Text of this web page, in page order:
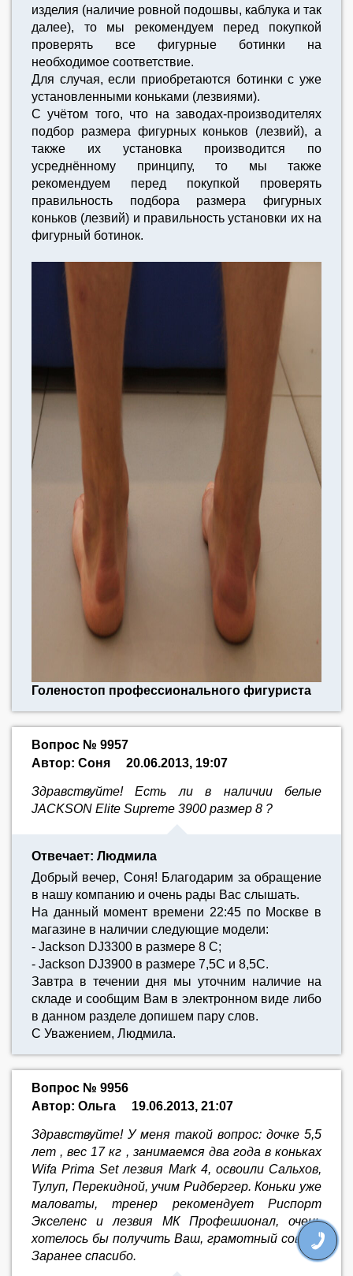
изделия (наличие ровной подошвы, каблука и так
далее), то мы рекомендуем перед покупкой
проверять все фигурные ботинки на
необходимое соответствие.
Для случая, если приобретаются ботинки с уже
установленными коньками (лезвиями).
С учётом того, что на заводах-производителях
подбор размера фигурных коньков (лезвий), а
также их установка производится по
усреднённому принципу, то мы также
рекомендуем перед покупкой проверять
правильность подбора размера фигурных
коньков (лезвий) и правильность установки их на
фигурный ботинок.
Голеностоп профессионального фигуриста
Вопрос № 9957
Автор: Соня
20.06.2013, 19:07
Здравствуйте! Есть ли в наличии белые
JACKSON Elite Supreme 3900 размер 8 ?
Отвечает: Людмила
Добрый вечер, Соня! Благодарим за обращение
в нашу компанию и очень рады Вас слышать.
На данный момент времени 22:45 по Москве в
магазине в наличии следующие модели:
- Jackson DJ3300 в размере 8 С;
- Jackson DJ3900 в размере 7,5C и 8,5С.
Завтра в течении дня мы уточним наличие на
складе и сообщим Вам в электронном виде либо
в данном разделе допишем пару слов.
С Уважением, Людмила.
Вопрос № 9956
Автор: Ольга
19.06.2013, 21:07
Здравствуйте! У меня такой вопрос: дочке 5,5
лет , вес 17 кг , занимаемся два года в коньках
Wifa Prima Set лезвия Mark 4, освоили Сальхов,
Тулуп, Перекидной, учим Ридбергер. Коньки уже
маловаты, тренер рекомендует Риспорт
Экселенс и лезвия МК Профешионал, очень
хотелось бы получить Ваш, грамотный совет.
Заранее спасибо.